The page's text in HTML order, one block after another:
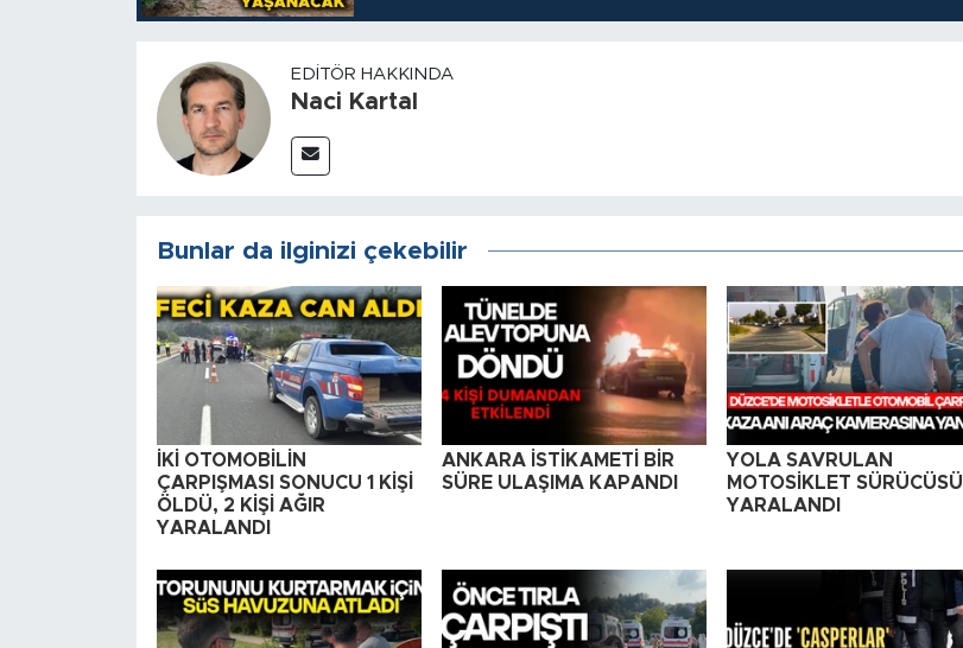
EDITÖR HAKKINDA
Naci Kartal
Bunlar da ilginizi çekebilir
İKİ OTOMOBİLİN
ÇARPIŞMASI SONUCU 1 KİŞİ
ÖLDÜ, 2 KİŞİ AĞIR
YARALANDI
ANKARA İSTİKAMETİ BİR
SÜRE ULAŞIMA KAPANDI
YOLA SAVRULAN
MOTOSİKLET SÜRÜCÜSÜ
YARALANDI